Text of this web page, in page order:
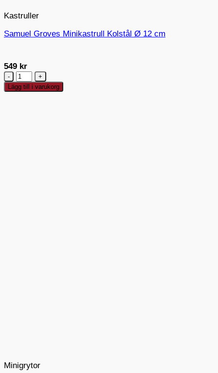
Kastruller
Samuel Groves Minikastrull Kolstål Ø 12 cm
549 kr
Samuel
Groves
Minikastrull
Lägg till i varukorg
Minigrytor